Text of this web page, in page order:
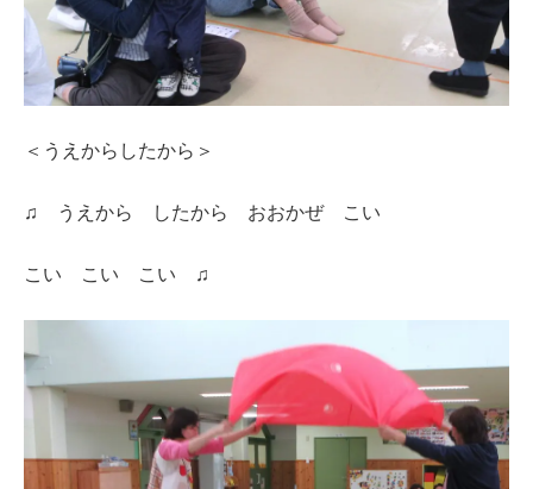
＜うえからしたから＞
♫ うえから したから おおかぜ こい
こい こい こい ♫